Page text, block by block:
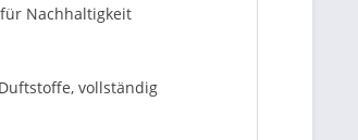
Nachhaltigkeit
vollständig